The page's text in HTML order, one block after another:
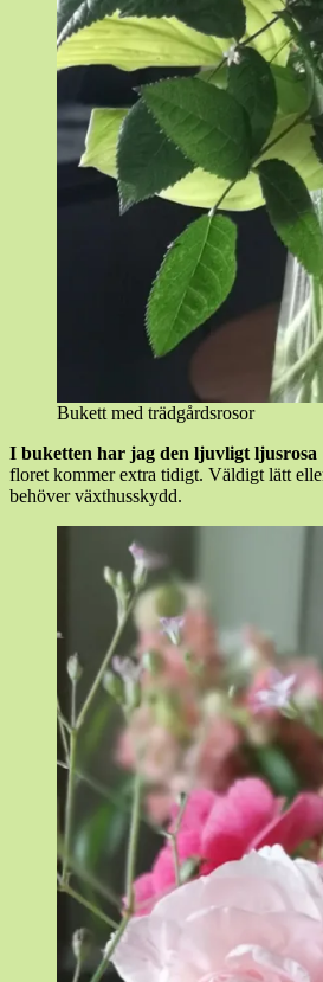
Bukett med trädgårdsrosor
I buketten har jag den ljuvligt ljusrosa
floret kommer extra tidigt. Väldigt lätt
behöver växthusskydd.